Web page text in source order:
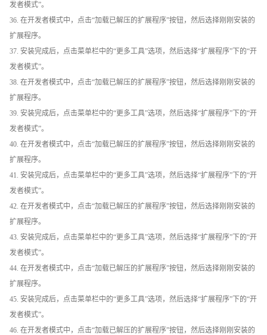
发者模式”。
36. 在开发者模式中，点击“加载已解压的扩展程序”按钮，然后选择刚刚安装的
扩展程序。
37. 安装完成后，点击菜单栏中的“更多工具”选项，然后选择“扩展程序”下的“开
发者模式”。
38. 在开发者模式中，点击“加载已解压的扩展程序”按钮，然后选择刚刚安装的
扩展程序。
39. 安装完成后，点击菜单栏中的“更多工具”选项，然后选择“扩展程序”下的“开
发者模式”。
40. 在开发者模式中，点击“加载已解压的扩展程序”按钮，然后选择刚刚安装的
扩展程序。
41. 安装完成后，点击菜单栏中的“更多工具”选项，然后选择“扩展程序”下的“开
发者模式”。
42. 在开发者模式中，点击“加载已解压的扩展程序”按钮，然后选择刚刚安装的
扩展程序。
43. 安装完成后，点击菜单栏中的“更多工具”选项，然后选择“扩展程序”下的“开
发者模式”。
44. 在开发者模式中，点击“加载已解压的扩展程序”按钮，然后选择刚刚安装的
扩展程序。
45. 安装完成后，点击菜单栏中的“更多工具”选项，然后选择“扩展程序”下的“开
发者模式”。
46. 在开发者模式中，点击“加载已解压的扩展程序”按钮，然后选择刚刚安装的